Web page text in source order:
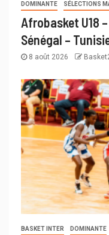
DOMINANTE SÉLECTIONS
Afrobasket U18
Sénégal –
8 août 2026
BASKET INTER DOMINANTE